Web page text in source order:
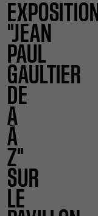
EXPOSITION
"JEAN
PAUL
GAULTIER
DE
A
À
Z"
SUR
LE